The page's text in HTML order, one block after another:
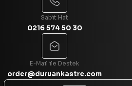
Sabit Hat
0216 574 50 30
E-Mail ile Destek
order@duruankastre.com